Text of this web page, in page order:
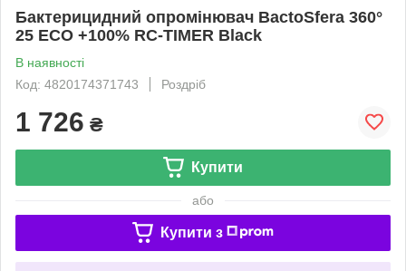
Бактерицидний опромінювач BactoSfera 360°
25 ECO +100% RC-TIMER Black
В наявності
Код: 4820174371743
Роздріб
1 726 ₴
Купити
або
Купити з